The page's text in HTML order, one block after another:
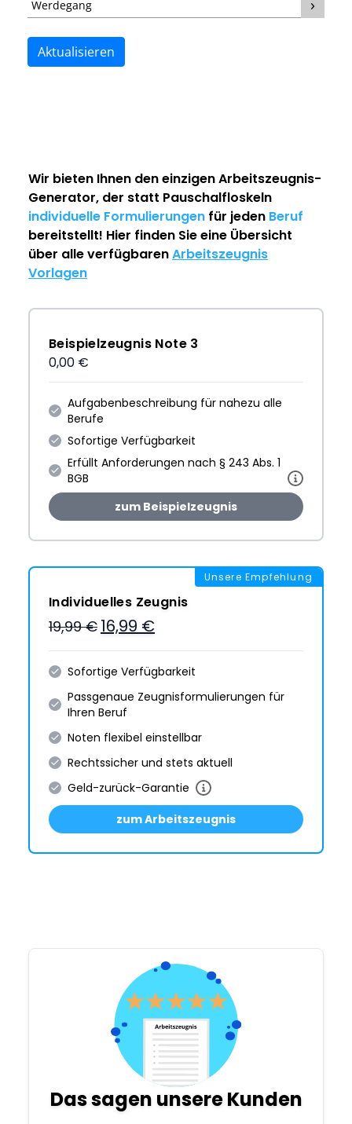
Werdegang
Aktualisieren
Wir bieten Ihnen den einzigenArbeitszeugnis-
Generator, der statt Pauschalfloskeln
individuelle Formulierungen für jeden Beruf
bereitstellt! Hier finden Sie eine Übersicht
über alle verfügbarenArbeitszeugnis
Vorlagen
Beispielzeugnis Note 3
0,00 €
Aufgabenbeschreibung für nahezu alle
Berufe
Sofortige Verfügbarkeit
Erfüllt Anforderungen nach § 243 Abs. 1
BGB
zum Beispielzeugnis
Unsere Empfehlung
Individuelles Zeugnis
19,99 € 16,99 €
Sofortige Verfügbarkeit
Passgenaue Zeugnis­formulie­rungen für
Ihren Beruf
Noten flexibel einstellbar
Rechtssicher und stets aktuell
Geld-zurück-Garantie
zum Arbeitszeugnis
Das sagen unsere Kunden